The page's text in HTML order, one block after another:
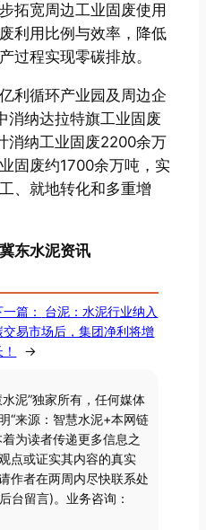
拓宽周边工业固废使用
利用比例与效率，降低
过程实现零碳排放。
利循环产业园及周边企
消纳达拉特旗工业固废
消纳工业固废2200余万
固废约1700余万吨，实
、就地转化和多重增
东水泥资讯
一篇：
台泥：水泥行业纳入
交易市场后，集团净利将增
→
泥”独家所有，任何媒体
“来源：智慧水泥+本网链
为读者传递更多信息之
点或证实其内容的真实
作者在两周内尽快联系处
台留言)。业务咨询：